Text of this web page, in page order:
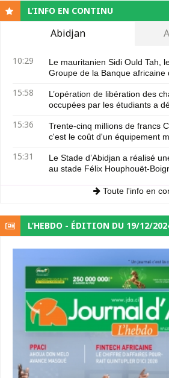
L’INFO EN CONTINU
Abidjan
10:29
Le mauritanien Sidi Ould Tah,
Groupe de la Banque africaine
15:58
L’opération de libération des
occupées par les étudiants a
15:36
Trente-cinq millions de francs
c'est le coût d'un équipement
15:31
Le Stade d’Abidjan a réalisé
au stade Félix Houphouët-
Toute l'info en
L’HEBDO - ÉDITION DU 19/12/